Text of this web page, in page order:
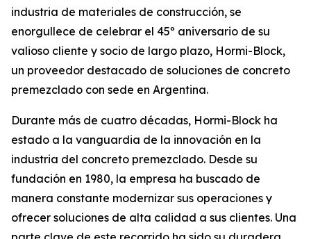
industria de materiales de construcción, se
enorgullece de celebrar el 45º aniversario de su
valioso cliente y socio de largo plazo, Hormi-Block,
un proveedor destacado de soluciones de concreto
premezclado con sede en Argentina.
Durante más de cuatro décadas, Hormi-Block ha
estado a la vanguardia de la innovación en la
industria del concreto premezclado. Desde su
fundación en 1980, la empresa ha buscado de
manera constante modernizar sus operaciones y
ofrecer soluciones de alta calidad a sus clientes. Una